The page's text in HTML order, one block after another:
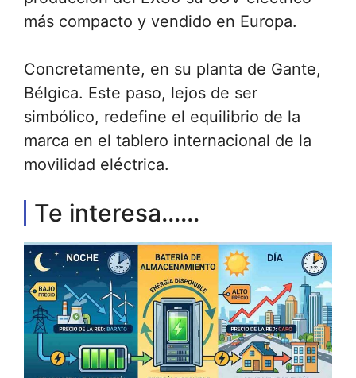
más compacto y vendido en Europa.
Concretamente, en su planta de Gante,
Bélgica. Este paso, lejos de ser
simbólico, redefine el equilibrio de la
marca en el tablero internacional de la
movilidad eléctrica.
Te interesa......